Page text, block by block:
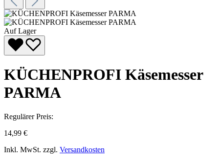
Auf Lager
KÜCHENPROFI Käsemesser
PARMA
Regulärer Preis:
14,99 €
Inkl. MwSt. zzgl. Versandkosten